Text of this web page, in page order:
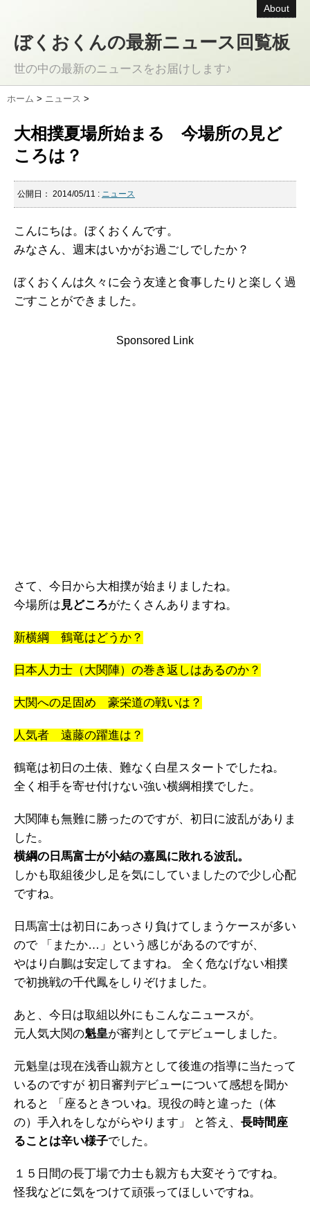
About
ぼくおくんの最新ニュース回覧板
世の中の最新のニュースをお届けします♪
ホーム > ニュース >
大相撲夏場所始まる 今場所の見ど
ころは？
公開日： 2014/05/11 : ニュース
こんにちは。ぼくおくんです。
みなさん、週末はいかがお過ごしでしたか？
ぼくおくんは久々に会う友達と食事したりと楽しく過
ごすことができました。
Sponsored Link
さて、今日から大相撲が始まりましたね。
今場所は 見どころがたくさんありますね。
新横綱 鶴竜はどうか？
日本人力士（大関陣）の巻き返しはあるのか？
大関への足固め 豪栄道の戦いは？
人気者 遠藤の躍進は？
鶴竜は初日の土俵、難なく白星スタートでしたね。
全く相手を寄せ付けない強い横綱相撲でした。
大関陣も無難に勝ったのですが、初日に波乱がありま
した。
横綱の日馬富士が小結の嘉風に敗れる波乱。
しかも取組後少し足を気にしていましたので少し心配
ですね。
日馬富士は初日にあっさり負けてしまうケースが多い
ので 「またか…」という感じがあるのですが、
やはり白鵬は安定してますね。 全く危なげない相撲
で初挑戦の千代鳳をしりぞけました。
あと、今日は取組以外にもこんなニュースが。
元人気大関の魁皇が審判としてデビューしました。
元魁皇は現在浅香山親方として後進の指導に当たって
いるのですが 初日審判デビューについて感想を聞か
れると 「座るときついね。現役の時と違った（体
の）手入れをしながらやります」 と答え、 長時間座
ることは辛い様子でした。
１５日間の長丁場で力士も親方も大変そうですね。
怪我などに気をつけて頑張ってほしいですね。